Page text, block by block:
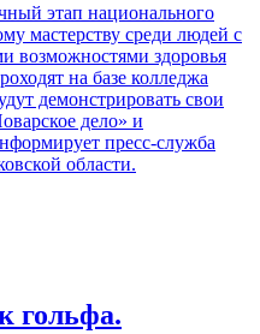
этап национального
мастерству среди людей с
возможностями здоровья
на базе колледжа
демонстрировать свои
дело» и
пресс-служба
области.
гольфа.